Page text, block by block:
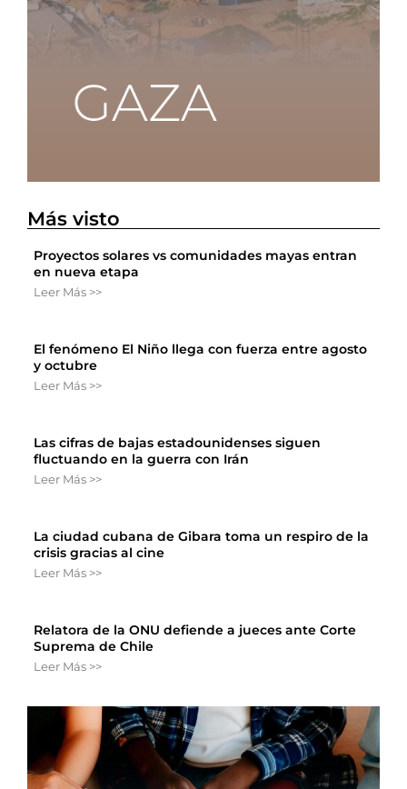
Más visto
Proyectos solares vs comunidades mayas entran
en nueva etapa
Leer Más >>
El fenómeno El Niño llega con fuerza entre agosto
y octubre
Leer Más >>
Las cifras de bajas estadounidenses siguen
fluctuando en la guerra con Irán
Leer Más >>
La ciudad cubana de Gibara toma un respiro de la
crisis gracias al cine
Leer Más >>
Relatora de la ONU defiende a jueces ante Corte
Suprema de Chile
Leer Más >>